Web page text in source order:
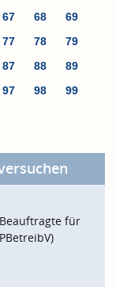
67 68
69
77 78
79
87 88
89
97 98
99
für